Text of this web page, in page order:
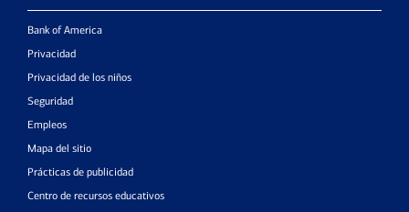
Bank of America
Privacidad
Privacidad de los niños
Seguridad
Empleos
Mapa del sitio
Prácticas de publicidad
Centro de recursos educativos